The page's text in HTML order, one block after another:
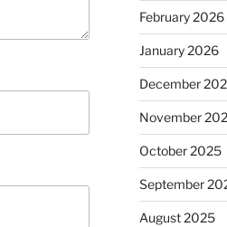
February 2026
January 2026
December
November
October 2025
September
August 2025